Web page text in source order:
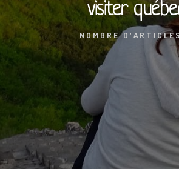
visiter
NOMBRE